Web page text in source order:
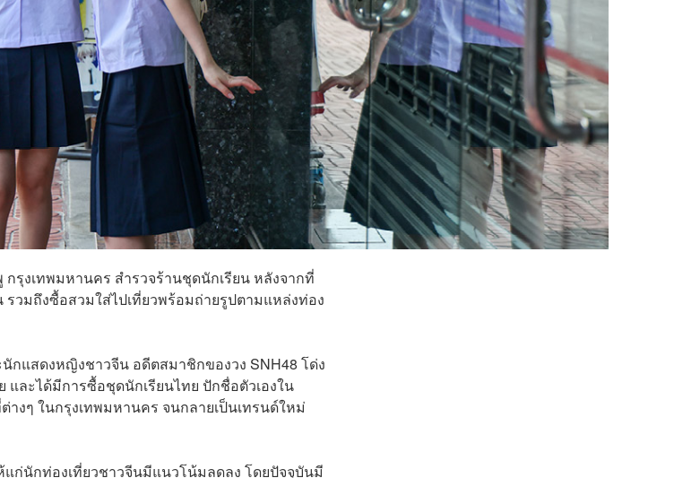
รุงเทพมหานคร สำรวจร้านชุดนักเรียน หลังจากที่
วมถึงซื้อสวมใส่ไปเที่ยวพร้อมถ่ายรูปตามแหล่งท่อง
นักแสดงหญิงชาวจีน อดีตสมาชิกของวง SNH48 โด่ง
และได้มีการซื้อชุดนักเรียนไทย ปักชื่อตัวเองใน
างๆ ในกรุงเทพมหานคร จนกลายเป็นเทรนด์ใหม่
ก่นักท่องเที่ยวชาวจีนมีแนวโน้มลดลง โดยปัจจุบันมี